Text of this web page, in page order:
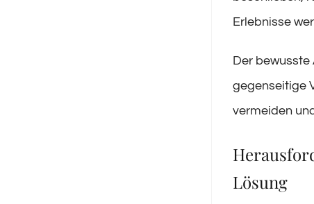
Erlebnisse
Der
gegenseitige
vermeiden
Lösung